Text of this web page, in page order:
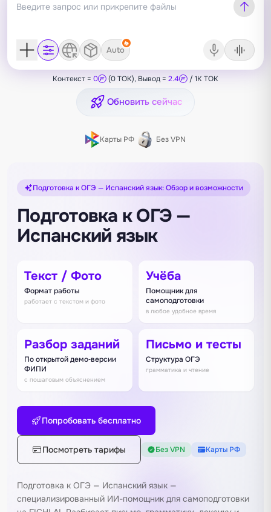
Auto
Контекст = 0 (0 TOK), Вывод = 2.4 / 1K TOK
Обновить сейчас
Карты РФ Без VPN
Подготовка к ОГЭ — Испанский язык: Обзор и возможности
Подготовка к ОГЭ —
Испанский язык
Текст / Фото
Формат работы
работает с текстом и фото
Учёба
Помощник для
самоподготовки
в любое удобное время
Разбор заданий
По открытой демо‑версии
ФИПИ
с пошаговым объяснением
Письмо и тесты
Структура ОГЭ
грамматика и чтение
Попробовать бесплатно
Посмотреть тарифы Без VPN Карты РФ
Подготовка к ОГЭ — Испанский язык —
специализированный ИИ-помощник для самоподготовки